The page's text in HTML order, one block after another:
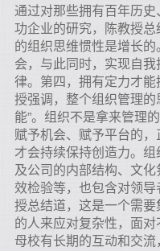
通过对那些拥有百年历
功企业的研究，陈教授
的组织思维惯性是增长
会，与此同时，实现自
律。第四，拥有定力才
授强调，整个组织管理的
能”。组织不是拿来管理
赋予机会、赋予平台的
才会持续保持创造力。
及公司的内部结构、文
效检验等，也包含对领
授总结道，这是一个需
的人来应对复杂性，面
母校有长期的互动和交流